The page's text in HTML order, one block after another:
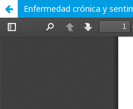
Enfermedad crónica y